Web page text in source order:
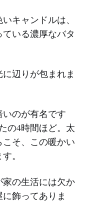
キャンドルは、
いる濃厚なバタ
辺りが包まれま
のが有名です
の4時間ほど。太
そ、この暖かい
。
の生活には欠か
飾ってありま